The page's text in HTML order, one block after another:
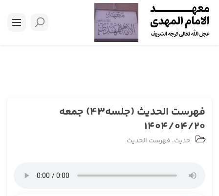
فهرست الحدیث (جلسه43) جمعه
1404/04/20
حدیث، فهرست الحدیث